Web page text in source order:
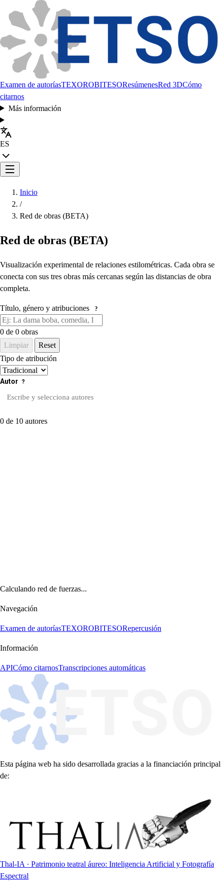
Examen de autoríasTEXOROBITESOResúmenesRed 3DCómo
citarnos
Más información
ES
Inicio
/
Red de obras (BETA)
Red de obras (BETA)
Visualización experimental de relaciones estilométricas. Cada obra se
conecta con sus tres obras más cercanas según las distancias de obra
completa.
Título, género y atribuciones ?
0 de 0 obras
Limpiar
Reset
Tipo de atribución
Autor ?
0 de 10 autores
Calculando red de fuerzas...
Navegación
Examen de autoríasTEXOROBITESORepercusión
Información
APICómo citarnosTranscripciones automáticas
Esta página web ha sido desarrollada gracias a la financiación principal
de:
Thal-IA · Patrimonio teatral áureo: Inteligencia Artificial y Fotografía
Espectral